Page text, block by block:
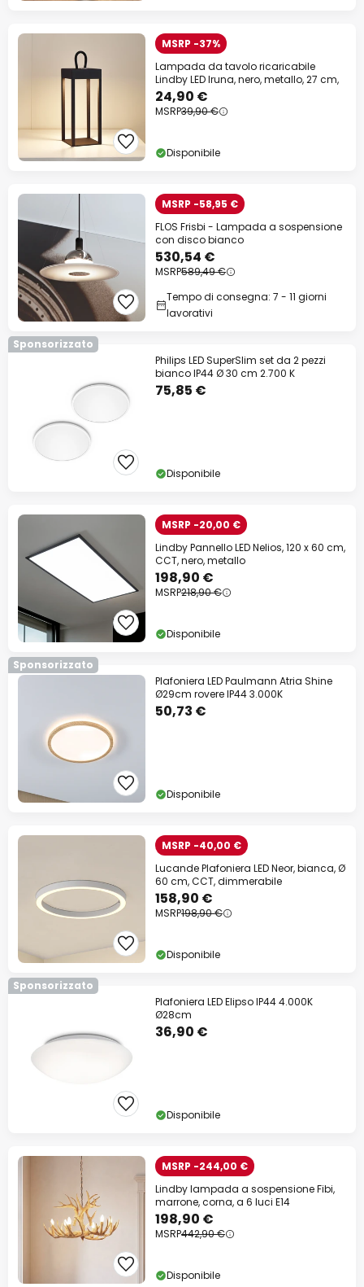
MSRP -37%
Lampada da tavolo ricaricabile
Lindby LED Iruna, nero, metallo, 27 cm,
24,90 €
MSRP39,90 €
Disponibile
MSRP -58,95 €
FLOS Frisbi - Lampada a sospensione
con disco bianco
530,54 €
MSRP589,49 €
Tempo di consegna: 7 - 11 giorni
lavorativi
Sponsorizzato
Philips LED SuperSlim set da 2 pezzi
bianco IP44 Ø 30 cm 2.700 K
75,85 €
Disponibile
MSRP -20,00 €
Lindby Pannello LED Nelios, 120 x 60 cm,
CCT, nero, metallo
198,90 €
MSRP218,90 €
Disponibile
Sponsorizzato
Plafoniera LED Paulmann Atria Shine
Ø29cm rovere IP44 3.000K
50,73 €
Disponibile
MSRP -40,00 €
Lucande Plafoniera LED Neor, bianca, Ø
60 cm, CCT, dimmerabile
158,90 €
MSRP198,90 €
Disponibile
Sponsorizzato
Plafoniera LED Elipso IP44 4.000K
Ø28cm
36,90 €
Disponibile
MSRP -244,00 €
Lindby lampada a sospensione Fibi,
marrone, corna, a 6 luci E14
198,90 €
MSRP442,90 €
Disponibile